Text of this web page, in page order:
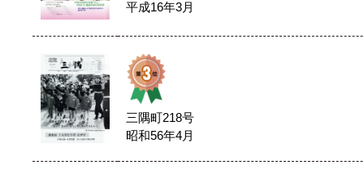
平成16年3月
三隅町218号
昭和56年4月